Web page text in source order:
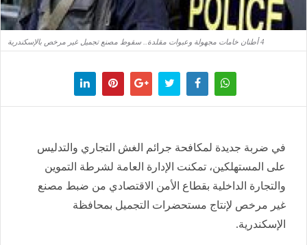
4 أطنان خامات مجهولة وعبوات مقلدة.. سقوط مصنع تجميل غير مرخص بالإسكندرية
في ضربة جديدة لمكافحة جرائم الغش التجاري والتدليس
على المستهلكين، تمكنت الإدارة العامة لشرطة التموين
والتجارة الداخلية بقطاع الأمن الاقتصادي من ضبط مصنع
غير مرخص لإنتاج مستحضرات التجميل بمحافظة
الإسكندرية.